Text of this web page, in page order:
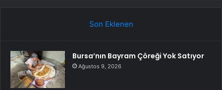
Son Eklenen
Bursa’nın Bayram Çöreği Yok Satıyor
Ağustos 9, 2026